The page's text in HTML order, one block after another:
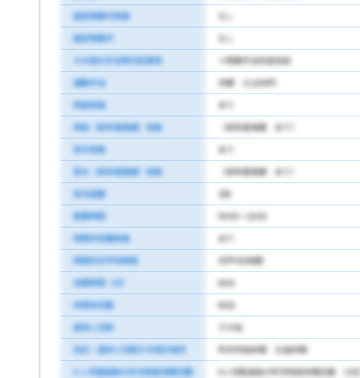
固定残業代有無
なし
固定残業代
なし
その他の手当等付記事項
＊残業手当別途支給
通勤手当
月額 15,000円
昇給有無
あり
昇給（前年度実績）有無
（前年度実績 あり）
賞与有無
あり
賞与（前年度実績）有無
（前年度実績 あり）
賞与回数
2回
就業時間
09:00～18:00
時間外労働有無
あり
時間外月平均時間
月平均3時間
休憩時間（分）
60分
年間休日数
80日
週休二日制
その他
休日・週休２日制その他の場合
年末年始休暇 お盆休暇
6 ヶ月経過後の年次有給休暇日数
6ヶ月経過後の年次有給休暇日数 10日